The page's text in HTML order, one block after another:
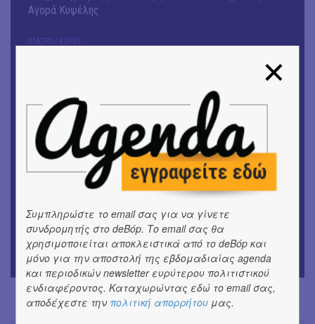
Αγορά Κυψέλης
ΘΕΑΤΡΟ / ΧΟΡΟΣ
ΕΙΚΑΣΤΙΚΑ
Ομαδική έκθεση | Προσωρινά για Πάντα
ΕΙΚΑΣΤΙΚΑ
Έκθεση φωτογραφίας: Ανδρίων έργα και ημέρες
ΕΙΚΑΣΤΙΚΑ
Θανάσης Λάλας-Κώστας Τσόκλης - Συνομιλώντας με
εικόνες και λέξεις
Συμπληρώστε το email σας για να γίνετε
συνδρομητής στο deBόp. Το email σας θα
χρησιμοποιείται αποκλειστικά από το deBόp και
μόνο για την αποστολή της εβδομαδιαίας agenda
και περιοδικών newsletter ευρύτερου πολιτιστικού
ενδιαφέροντος. Καταχωρώντας εδώ το email σας,
αποδέχεστε την πολιτική απορρήτου μας.